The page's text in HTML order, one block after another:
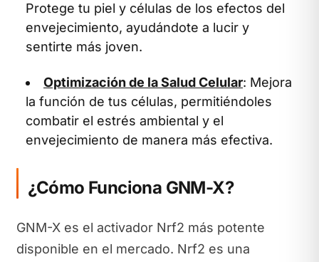
Protege tu piel y células de los efectos del
envejecimiento, ayudándote a lucir y
sentirte más joven.
Optimización de la Salud Celular: Mejora
la función de tus células, permitiéndoles
combatir el estrés ambiental y el
envejecimiento de manera más efectiva.
¿Cómo Funciona GNM-X?
GNM-X es el activador Nrf2 más potente
disponible en el mercado. Nrf2 es una